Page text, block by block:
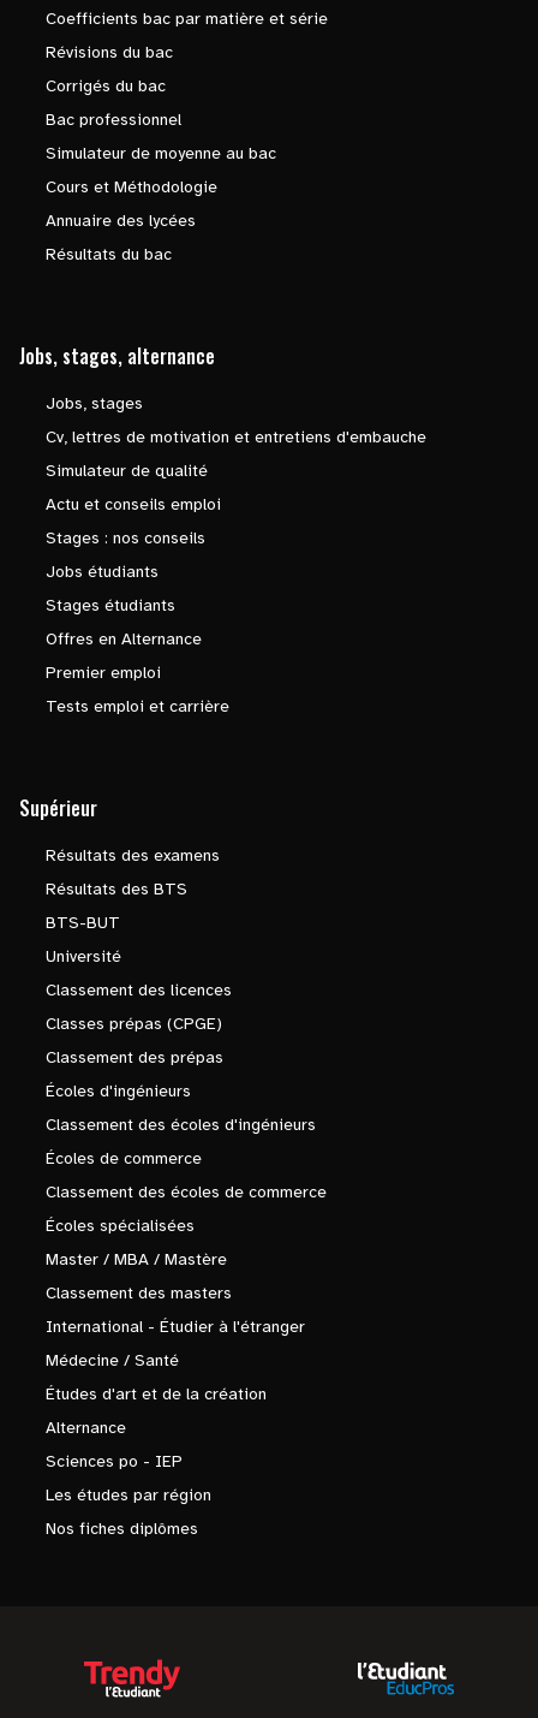
Coefficients bac par matière et série
Révisions du bac
Corrigés du bac
Bac professionnel
Simulateur de moyenne au bac
Cours et Méthodologie
Annuaire des lycées
Résultats du bac
Jobs, stages, alternance
Jobs, stages
Cv, lettres de motivation et entretiens d'embauche
Simulateur de qualité
Actu et conseils emploi
Stages : nos conseils
Jobs étudiants
Stages étudiants
Offres en Alternance
Premier emploi
Tests emploi et carrière
Supérieur
Résultats des examens
Résultats des BTS
BTS-BUT
Université
Classement des licences
Classes prépas (CPGE)
Classement des prépas
Écoles d'ingénieurs
Classement des écoles d'ingénieurs
Écoles de commerce
Classement des écoles de commerce
Écoles spécialisées
Master / MBA / Mastère
Classement des masters
International - Étudier à l'étranger
Médecine / Santé
Études d'art et de la création
Alternance
Sciences po - IEP
Les études par région
Nos fiches diplômes